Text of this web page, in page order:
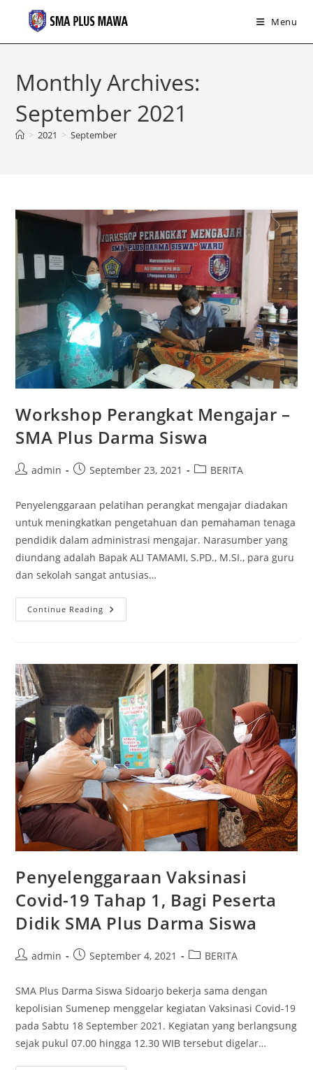
content
Menu
Monthly Archives:
September 2021
> 2021 > September
Workshop Perangkat Mengajar –
SMA Plus Darma Siswa
Postadmin
PostSeptember 23, 2021
PostBERITA
Penyelenggaraan pelatihan perangkat mengajar diadakan
untuk meningkatkan pengetahuan dan pemahaman tenaga
pendidik dalam administrasi mengajar. Narasumber yang
diundang adalah Bapak ALI TAMAMI, S.PD., M.SI., para guru
dan sekolah sangat antusias…
Continue Reading Workshop
Perangkat
Darma
Siswa
Penyelenggaraan Vaksinasi
Covid-19 Tahap 1, Bagi Peserta
Didik SMA Plus Darma Siswa
Postadmin
PostSeptember 4, 2021
PostBERITA
SMA Plus Darma Siswa Sidoarjo bekerja sama dengan
kepolisian Sumenep menggelar kegiatan Vaksinasi Covid-19
pada Sabtu 18 September 2021. Kegiatan yang berlangsung
sejak pukul 07.00 hingga 12.30 WIB tersebut digelar…